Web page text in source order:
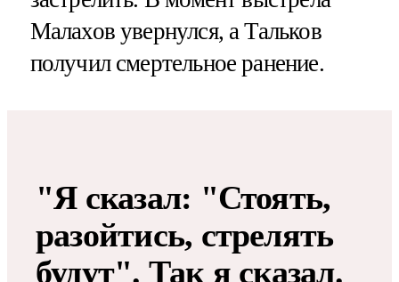
Малахов увернулся, а Тальков
получил смертельное ранение.
"Я сказал: "Стоять,
разойтись, стрелять
будут". Так я сказал.